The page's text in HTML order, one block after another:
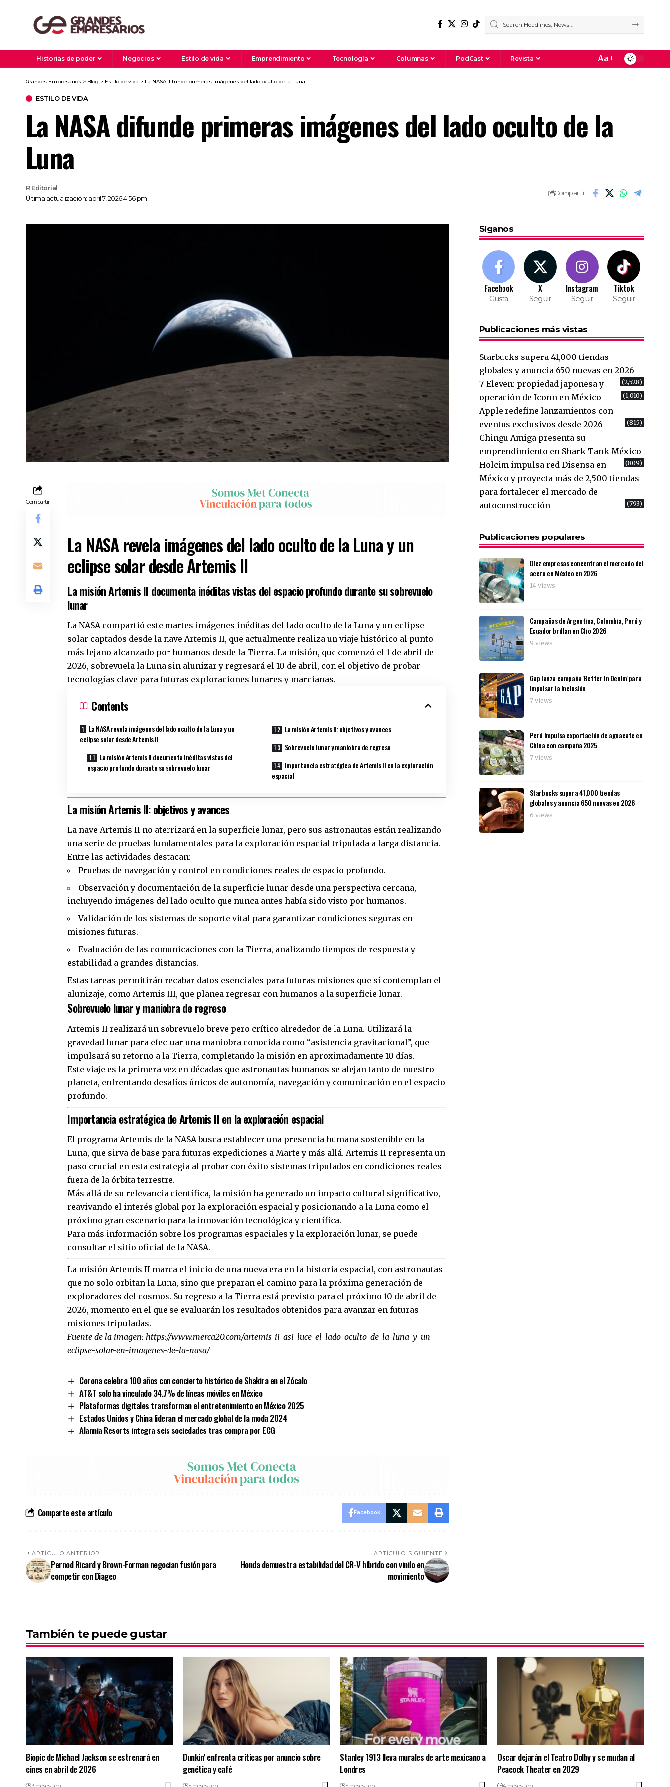
Historias de poder Negocios Estilo de vida Emprendimiento Tecnología Columnas PodCast Revista Aa
Grandes Empresarios > Blog > Estilo de vida > La NASA difunde primeras imágenes del lado oculto de la Luna
ESTILO DE VIDA
La NASA difunde primeras imágenes del lado oculto de la
Luna
Última actualización: abril 7, 2026 4:56 pm
R Editorial
Compartir
Compartir
La NASA revela imágenes del lado oculto de la Luna y un
eclipse solar desde Artemis II
La misión Artemis II documenta inéditas vistas del espacio profundo durante su sobrevuelo
lunar
La NASA compartió este martes imágenes inéditas del lado oculto de la Luna y un eclipse
solar captados desde la nave Artemis II, que actualmente realiza un viaje histórico al punto
más lejano alcanzado por humanos desde la Tierra. La misión, que comenzó el 1 de abril de
2026, sobrevuela la Luna sin alunizar y regresará el 10 de abril, con el objetivo de probar
tecnologías clave para futuras exploraciones lunares y marcianas.
Contents
La NASA revela imágenes del lado oculto de la Luna y un
eclipse solar desde Artemis II
La misión Artemis II documenta inéditas vistas del
espacio profundo durante su sobrevuelo lunar
La misión Artemis II: objetivos y avances
Sobrevuelo lunar y maniobra de regreso
Importancia estratégica de Artemis II en la exploración
espacial
La misión Artemis II: objetivos y avances
La nave Artemis II no aterrizará en la superficie lunar, pero sus astronautas están realizando
una serie de pruebas fundamentales para la exploración espacial tripulada a larga distancia.
Entre las actividades destacan:
Pruebas de navegación y control en condiciones reales de espacio profundo.
Observación y documentación de la superficie lunar desde una perspectiva cercana,
incluyendo imágenes del lado oculto que nunca antes había sido visto por humanos.
Validación de los sistemas de soporte vital para garantizar condiciones seguras en
misiones futuras.
Evaluación de las comunicaciones con la Tierra, analizando tiempos de respuesta y
estabilidad a grandes distancias.
Estas tareas permitirán recabar datos esenciales para futuras misiones que sí contemplan el
alunizaje, como Artemis III, que planea regresar con humanos a la superficie lunar.
Sobrevuelo lunar y maniobra de regreso
Artemis II realizará un sobrevuelo breve pero crítico alrededor de la Luna. Utilizará la
gravedad lunar para efectuar una maniobra conocida como “asistencia gravitacional”, que
impulsará su retorno a la Tierra, completando la misión en aproximadamente 10 días.
Este viaje es la primera vez en décadas que astronautas humanos se alejan tanto de nuestro
planeta, enfrentando desafíos únicos de autonomía, navegación y comunicación en el espacio
profundo.
Importancia estratégica de Artemis II en la exploración espacial
El programa Artemis de la NASA busca establecer una presencia humana sostenible en la
Luna, que sirva de base para futuras expediciones a Marte y más allá. Artemis II representa un
paso crucial en esta estrategia al probar con éxito sistemas tripulados en condiciones reales
fuera de la órbita terrestre.
Más allá de su relevancia científica, la misión ha generado un impacto cultural significativo,
reavivando el interés global por la exploración espacial y posicionando a la Luna como el
próximo gran escenario para la innovación tecnológica y científica.
Para más información sobre los programas espaciales y la exploración lunar, se puede
consultar el sitio oficial de la NASA.
La misión Artemis II marca el inicio de una nueva era en la historia espacial, con astronautas
que no solo orbitan la Luna, sino que preparan el camino para la próxima generación de
exploradores del cosmos. Su regreso a la Tierra está previsto para el próximo 10 de abril de
2026, momento en el que se evaluarán los resultados obtenidos para avanzar en futuras
misiones tripuladas.
Fuente de la imagen:https://www.merca20.com/artemis-ii-asi-luce-el-lado-oculto-de-la-luna-y-un-
eclipse-solar-en-imagenes-de-la-nasa/
Corona celebra 100 años con concierto histórico de Shakira en el Zócalo
AT&T solo ha vinculado 34.7% de líneas móviles en México
Plataformas digitales transforman el entretenimiento en México 2025
Estados Unidos y China lideran el mercado global de la moda 2024
Alannia Resorts integra seis sociedades tras compra por ECG
Comparte este artículo Facebook
ARTÍCULO ANTERIOR
Pernod Ricard y Brown-Forman negocian fusión para
competir con Diageo
ARTÍCULO SIGUIENTE
Honda demuestra estabilidad del CR-V híbrido con vinilo en
movimiento
Síganos
Facebook
Gusta
X
Seguir
Instagram
Seguir
Tiktok
Seguir
Publicaciones más vistas
Starbucks supera 41,000 tiendas
globales y anuncia 650 nuevas en 2026
(2,528)
7-Eleven: propiedad japonesa y
operación de Iconn en México
(1,010)
Apple redefine lanzamientos con
eventos exclusivos desde 2026
(815)
Chingu Amiga presenta su
emprendimiento en Shark Tank México
(809)
Holcim impulsa red Disensa en
México y proyecta más de 2,500 tiendas
para fortalecer el mercado de
autoconstrucción
(793)
Publicaciones populares
Diez empresas concentran el mercado del
acero en México en 2026
14 views
Campañas de Argentina, Colombia, Perú y
Ecuador brillan en Clio 2026
9 views
Gap lanza campaña 'Better in Denim' para
impulsar la inclusión
7 views
Perú impulsa exportación de aguacate en
China con campaña 2025
7 views
Starbucks supera 41,000 tiendas
globales y anuncia 650 nuevas en 2026
6 views
También te puede gustar
Biopic de Michael Jackson se estrenará en
cines en abril de 2026
Dunkin’ enfrenta críticas por anuncio sobre
genética y café
Stanley 1913 lleva murales de arte mexicano a
Londres
Oscar dejarán el Teatro Dolby y se mudan al
Peacock Theater en 2029